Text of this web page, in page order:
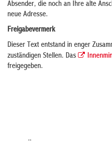
Absender, die noch an Ihre alte
neue Adresse.
Freigabevermerk
Dieser Text entstand in enger
zuständigen Stellen. Das
freigegeben.